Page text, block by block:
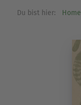
Du bist hier: Home